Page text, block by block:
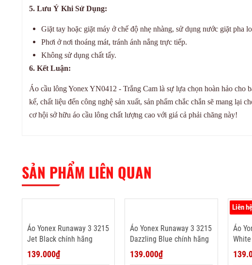
5. Lưu Ý Khi Sử Dụng:
Giặt tay hoặc giặt máy ở chế độ nhẹ nhàng, sử dụng nước giặt pha
Phơi ở nơi thoáng mát, tránh ánh nắng trực tiếp.
Không sử dụng chất tẩy.
6. Kết Luận:
Áo cầu lông Yonex YN0412 - Trắng Cam là sự lựa chọn hoàn hảo
kế, chất liệu đến công nghệ sản xuất, sản phẩm chắc chắn sẽ mang lại
cơ hội sở hữu áo cầu lông chất lượng cao với giá cả phải chăng này!
SẢN PHẨM LIÊN QUAN
Áo Yonex Runaway 3 3215
Jet Black chính hãng
139.000₫
Áo Yonex Runaway 3 3215
Dazzling Blue chính hãng
139.000₫
Liên hệ
Áo